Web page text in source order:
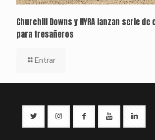
Churchill Downs y NYRA lanzan serie de
para tresañeros
Entrar